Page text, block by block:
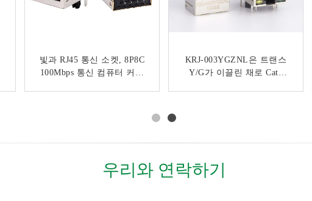
빛과 RJ45 통신 소켓, 8P8C
100Mbps 통신 컴퓨터 커넥
KRJ-003YGZNL은 트랜스
Y/G가 이끌린 채로 Cat5
주문을 받아서 만들어지는
100Mb rj45 모듈라 잭 높은
내부 자기학으로 보호되는
PCB 표면 산 RJ45 이더네트
우리와 연락하기